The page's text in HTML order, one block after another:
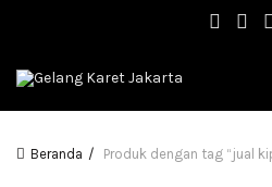
Beranda Produk dengan tag “jual